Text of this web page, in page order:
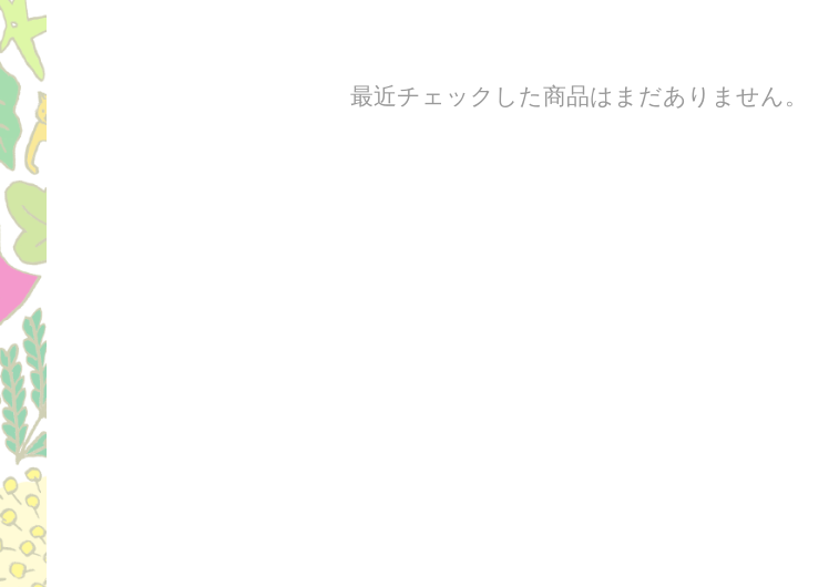
最近チェックした商品はまだありません。